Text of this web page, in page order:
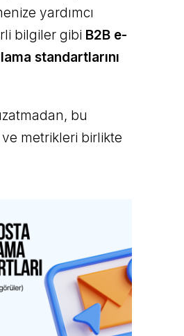
yardımcı
bilgiler gibi B2B e-
standartlarını
bu
ve metrikleri birlikte